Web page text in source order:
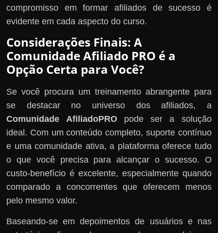
compromisso em formar afiliados de sucesso é
evidente em cada aspecto do curso.
Considerações Finais: A
Comunidade Afiliado PRO é a
Opção Certa para Você?
Se você procura um treinamento abrangente para
se destacar no universo dos afiliados, a
Comunidade AfiliadoPROpode ser a solução
ideal. Com um conteúdo completo, suporte contínuo
e uma comunidade ativa, a plataforma oferece tudo
o que você precisa para alcançar o sucesso. O
custo-benefício é excelente, especialmente quando
comparado a concorrentes que oferecem menos
pelo mesmo valor.
Baseando-se em depoimentos de usuários e nas